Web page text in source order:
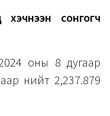
сонгогч
оны 8 дугаар
нийт 2,237.879